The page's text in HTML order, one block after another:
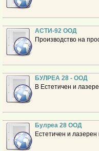
АСТИ-92 ООД
Производство на
БУЛРЕА 28 - ООД
В Естетичен и
Булреа 28 ООД
Естетичен и